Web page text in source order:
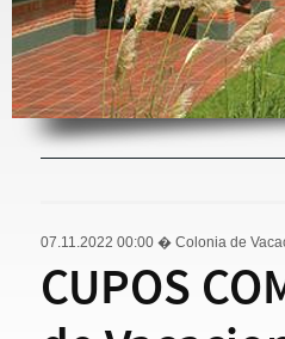
07.11.2022 00:00 � Colonia de
CUPOS